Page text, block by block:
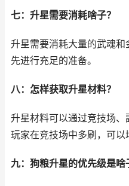
七：升星需要消耗啥子？
升星需要消耗大量的武魂和
先进行充足的准备。
八：怎样获取升星材料？
升星材料可以通过竞技场
玩家在竞技场中多刷，可以
九：狗粮升星的优先级是啥